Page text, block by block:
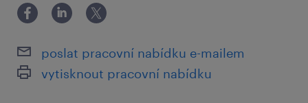
exceeding 1.5 meters
utilizing a warehouse scanner, with quick
on-the-job training provided
poslat pracovní nabídku e-mailem
vytisknout pracovní nabídku